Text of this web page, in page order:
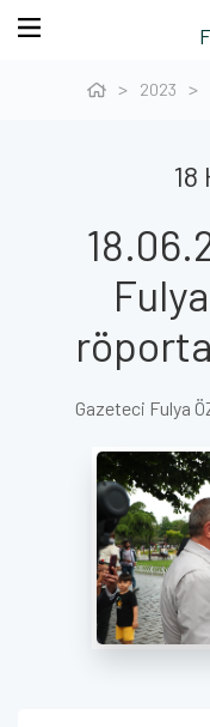
2023
18
Gazeteci Fulya